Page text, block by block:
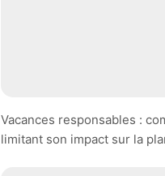
Vacances responsables :
limitant son impact sur la